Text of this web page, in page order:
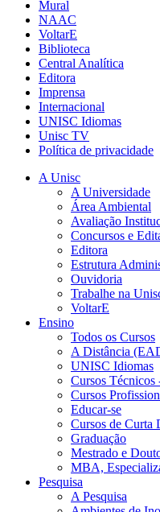
Mural
NAAC
VoltarE
Biblioteca
Central Analítica
Editora
Imprensa
Internacional
UNISC Idiomas
Unisc TV
Política de privacidade
A Unisc
A Universidade
Área Ambiental
Avaliação
Concursos e
Editora
Estrutura
Ouvidoria
Trabalhe na
VoltarE
Ensino
Todos os Cursos
A Distância
UNISC Idiomas
Cursos
Cursos
Educar-se
Cursos de Curta
Graduação
Mestrado e
MBA,
Pesquisa
A Pesquisa